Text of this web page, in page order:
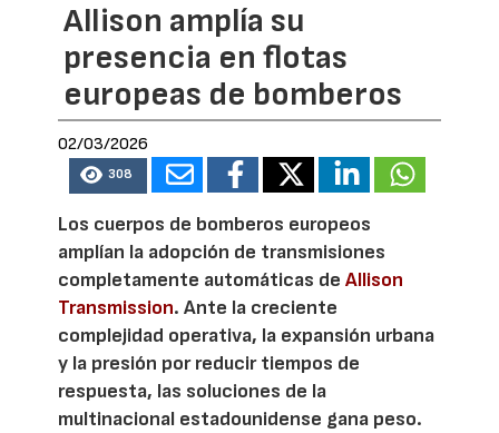
Allison amplía su
presencia en flotas
europeas de bomberos
02/03/2026
308
Los cuerpos de bomberos europeos
amplían la adopción de transmisiones
completamente automáticas deAllison
Transmission. Ante la creciente
complejidad operativa, la expansión urbana
y la presión por reducir tiempos de
respuesta, las soluciones de la
multinacional estadounidense gana peso.